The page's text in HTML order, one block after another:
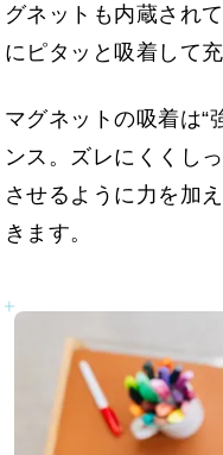
グネットも内蔵され
にピタッと吸着して
マグネットの吸着は“
ンス。ズレにくくし
させるように力を加
きます。